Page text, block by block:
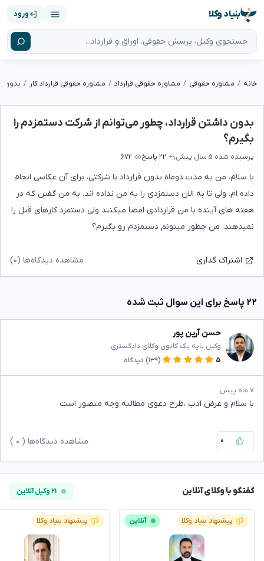
بنیاد وکلا ورود
خانه مشاوره حقوقی مشاوره حقوقی قرارداد مشاوره حقوقی قرارداد کار
بدون داشتن قرارداد، چطور می‌توانم از شرکت دستمزدم را
بگیرم؟
پرسیده شده ۵ سال پیش ۲۲ پاسخ ۶۷۲
با سلام، من به مدت دوماه بدون قرارداد با شرکتی، برای آن عکاسی انجام
داده ام. ولی تا به الان دستمزدی را به من نداده اند. به من گفتن که در
هفته های آینده با من قراردادی امضا میکنند ولی دستمزد کارهای قبل را
نمیدهند، من چطور میتونم دستمزدم رو بگیرم؟
اشتراک گذاری مشاهده دیدگاه‌ها (۰)
۲۲ پاسخ برای این سوال ثبت شده
حسن آرین پور
وکیل پایه یک کانون وکلای دادگستری
۵
(۱۳۹) دیدگاه
۷ ماه پیش
با سلام و عرض ادب ،طرح دعوی مطالبه وجه متصور است
۰ مشاهده دیدگاه‌ها ( ۰
گفتگو با وکلای آنلاین ۲۱ وکیل آنلاین
پیشنهاد بنیاد وکلا آنلاین پیشنهاد بنیاد وکلا